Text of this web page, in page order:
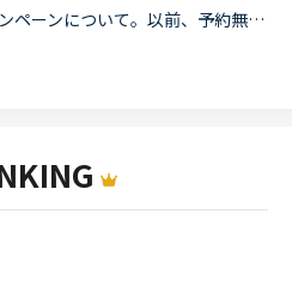
新人講師の方の予約無料キャンペーンについて。以前、予約無料で、何度か授業をとって、とても教え方のうまい先生だったので、また受けたいと思っています。ですが、いつも予約するとなると、かなりコストがかか...